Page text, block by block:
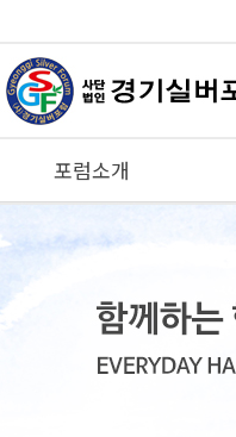
포럼소개